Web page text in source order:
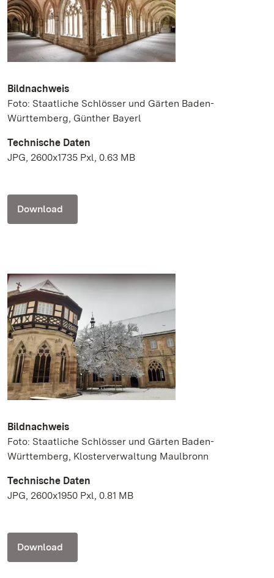
Bildnachweis
Foto: Staatliche Schlösser und Gärten Baden-
Württemberg, Günther Bayerl
Technische Daten
JPG, 2600x1735 Pxl, 0.63 MB
Download
Bildnachweis
Foto: Staatliche Schlösser und Gärten Baden-
Württemberg, Klosterverwaltung Maulbronn
Technische Daten
JPG, 2600x1950 Pxl, 0.81 MB
Download